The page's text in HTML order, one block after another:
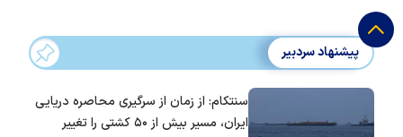
پیشنهاد سردبیر
سنتکام: از زمان از سرگیری محاصره دریایی
ایران، مسیر بیش از ۵۰ کشتی را تغییر